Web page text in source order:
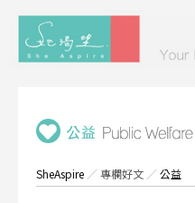
SheAspire ／專欄好文 ／公益